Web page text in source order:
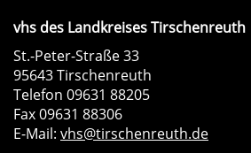
vhs des Landkreises Tirschenreuth
St.-Peter-Straße 33
95643 Tirschenreuth
Telefon 09631 88205
Fax 09631 88306
E-Mail: vhs@tirschenreuth.de